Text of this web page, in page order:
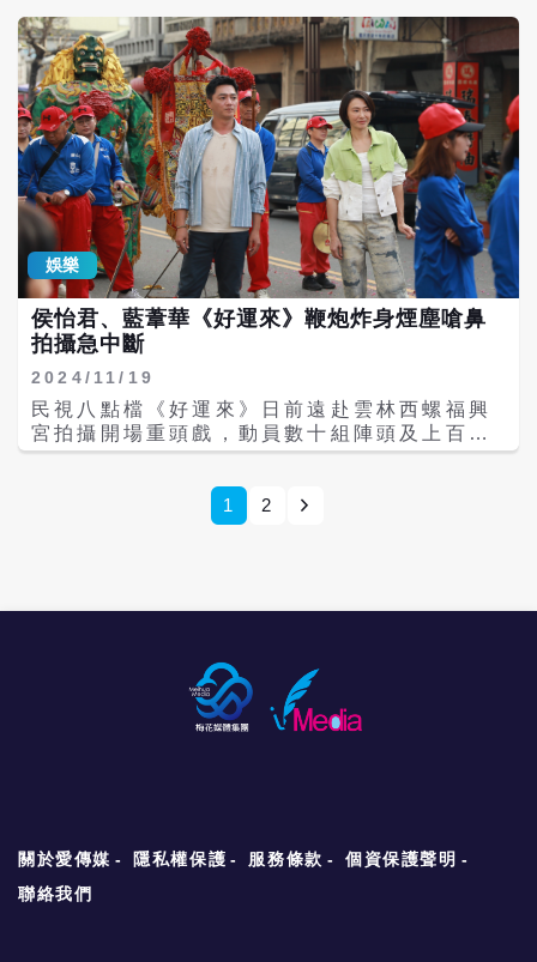
手，沒想到拍攝時倪齊民變成抓住楚宣的手，
讓侯怡君當場傻眼。
伴侶的藍葦華、張書偉私底下交情極好，閒暇
時常常會打視訊電話聊天，藍葦華笑說感情好
到真的可以無縫接演。 藍葦華、張書偉因戲劇
《黑盒子》結緣至今已經十幾年，當時第一次
合作就住同房，聊天聊著發現彼此很合拍，藍
葦華坦言「這圈子很難交到真心朋友」，戲殺
青後兩人依然保持聯絡。張書偉透露曾因一段
感情受傷，為了挽回當時對象，做了一個瘋狂
的決定，要從台北開車衝到南迴公路，重新拍
下紀念照，當時陪在他身邊的就是藍葦華，讓
他覺得非常感動。 張書偉第一次接演同志角
色，原本心裡就想過如果有機會演同志，希望
可以飾演個性內斂的類型，這次所飾演的「程
皓」完全符合想像，他形容角色：「程皓是一
個陪伴者的角色，但會很勇敢追求他所愛的一
個人。」當片中藍葦華遭逢母親突然離世，張
書偉除了得陪著他盡速處理母親身後事，還要
面對因其性向而斷絕往來的父親，對於伴侶父
陪在伴侶身邊，以最實際的行動支持。 楊貴媚
片中「秀緞」角色是傳統文化教育下的堅強女
拿著兒子和伴侶的衣服去祭改的那場戲，就已
還笑說原本是以為有機會和楊貴媚合作，結果
一看劇本都沒有和她對到戲，實際和楊貴媚演
對手戲的是張書偉，張書偉表示雖然只有合作
一場戲，深深感受到影后實力，崇拜地形容：
娛樂
侯怡君、藍葦華《好運來》鞭炮炸身煙塵嗆鼻
拍攝急中斷
2024/11/19
民視八點檔《好運來》日前遠赴雲林西螺福興
宮拍攝開場重頭戲，動員數十組陣頭及上百名
臨演，場面相當浩大。演員侯怡君、謝瓊煖、
堂。楊慶煌、謝瓊煖和劉至翰特別勤練鼓陣，
而向來跳兒童舞蹈的米可白，則是以曼妙的舞
得全身是灰，但兩人仍敬業地完成拍攝。 侯怡
君表示：「這場戲對我來說是一個很大的挑
戰，不僅要展現武打動作，還要傳達角色的緊
好開心。 楊慶煌說天氣超好，感謝鄉親大家都
熱情相待，在等戲的時候，當地民眾還拿出家
1 2
關於愛傳媒 隱私權保護 服務條款
個資保護聲明
聯絡我們